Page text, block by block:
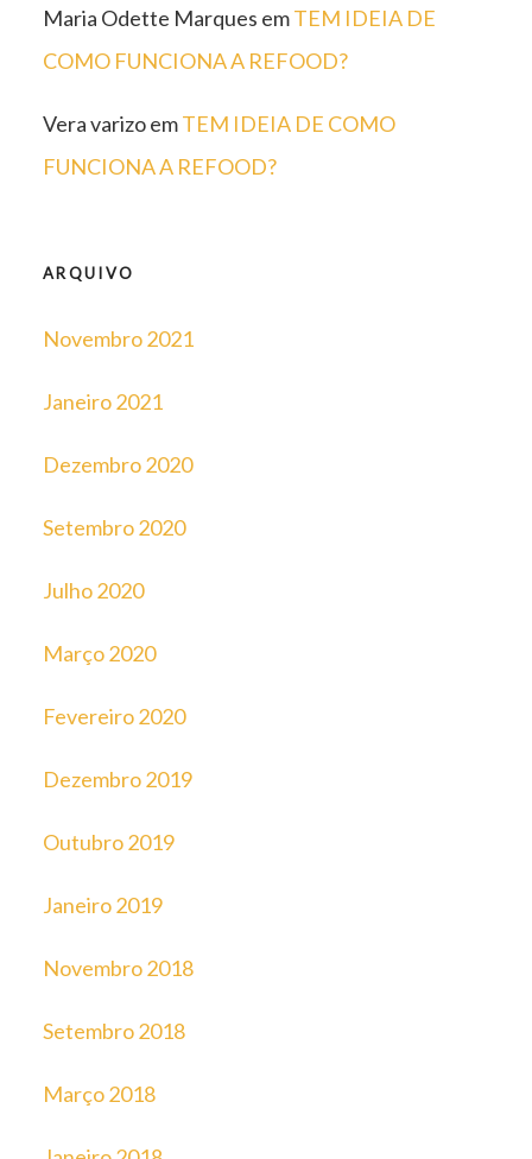
Maria Odette Marques emTEM IDEIA DE
COMO FUNCIONA A REFOOD?
Vera varizoemTEM IDEIA DE COMO
FUNCIONA A REFOOD?
ARQUIVO
Novembro 2021
Janeiro 2021
Dezembro 2020
Setembro 2020
Julho 2020
Março 2020
Fevereiro 2020
Dezembro 2019
Outubro 2019
Janeiro 2019
Novembro 2018
Setembro 2018
Março 2018